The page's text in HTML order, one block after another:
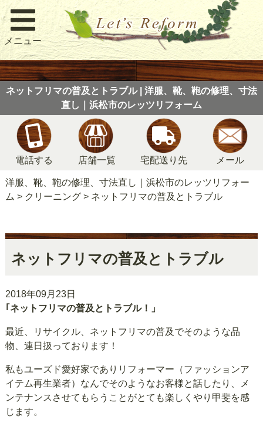
メニュー
ネットフリマの普及とトラブル | 洋服、靴、鞄の修理、寸法
直し｜浜松市のレッツリフォーム
電話する 店舗一覧 宅配送り先 メール
洋服、靴、鞄の修理、寸法直し｜浜松市のレッツリフォー
ム > クリーニング> ネットフリマの普及とトラブル
ネットフリマの普及とトラブル
2018年09月23日
｢ネットフリマの普及とトラブル！」
最近、リサイクル、ネットフリマの普及でそのような品
物、連日扱っております！
私もユーズド愛好家でありリフォーマー（ファッションア
イテム再生業者）なんでそのようなお客様と話したり、メ
ンテナンスさせてもらうことがとても楽しくやり甲斐を感
じます。